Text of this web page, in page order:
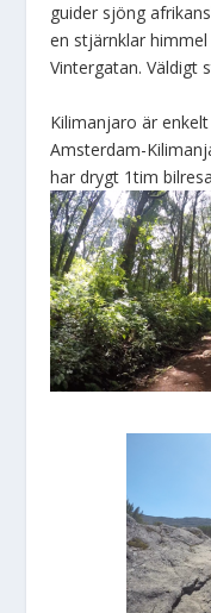
guider sjöng
en stjärnklar
Vintergatan. Väldigt
Kilimanjaro är
Amsterdam-
har drygt 1tim